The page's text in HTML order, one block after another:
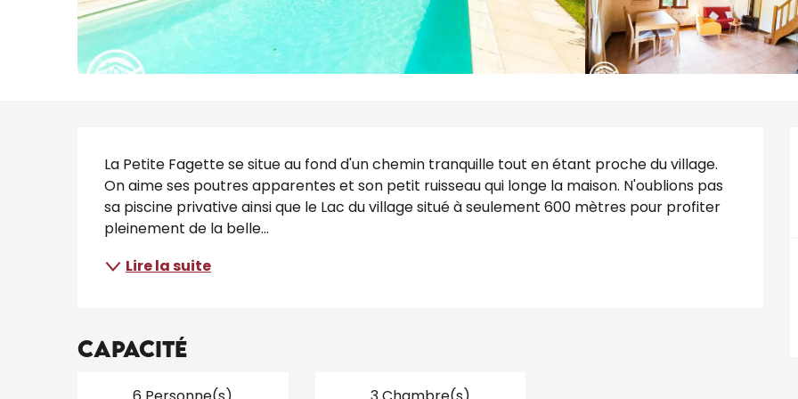
La Petite Fagette se situe au fond d'un chemin tranquille tout en étant proche du village.
On aime ses poutres apparentes et son petit ruisseau qui longe la maison. N'oublions pas
sa piscine privative ainsi que le Lac du village situé à seulement 600 mètres pour profiter
pleinement de la belle...
Lire la suite
Capacité